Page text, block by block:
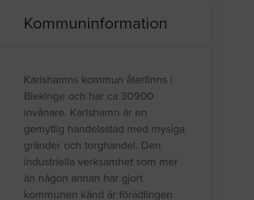
Kommuninformation
Karlshamns kommun återfinns i
Blekinge och har ca 30900
invånare. Karlshamn är en
gemytlig handelsstad med mysiga
gränder och torghandel. Den
industriella verksamhet som mer
än någon annan har gjort
kommunen känd är förädlingen